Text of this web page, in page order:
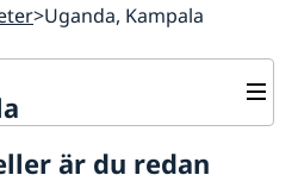
Uganda, Kampala
är du redan